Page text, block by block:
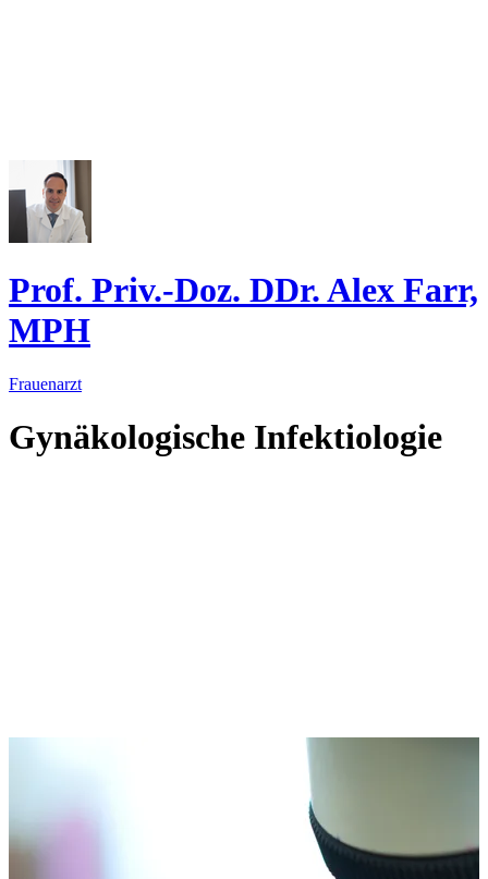
Prof. Priv.-Doz. DDr. Alex Farr,
MPH
Frauenarzt
Gynäkologische Infektiologie